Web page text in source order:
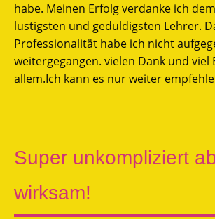
habe. Meinen Erfolg verdanke ich
lustigsten und geduldigsten Lehrer.
Professionalität habe ich nicht
weitergegangen. vielen Dank und viel
allem.Ich kann es nur weiter
Super unkompliziert
wirksam!